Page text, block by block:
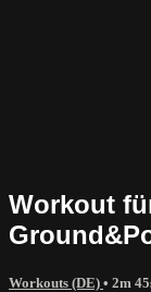
Workout
Workouts (DE) • 2m